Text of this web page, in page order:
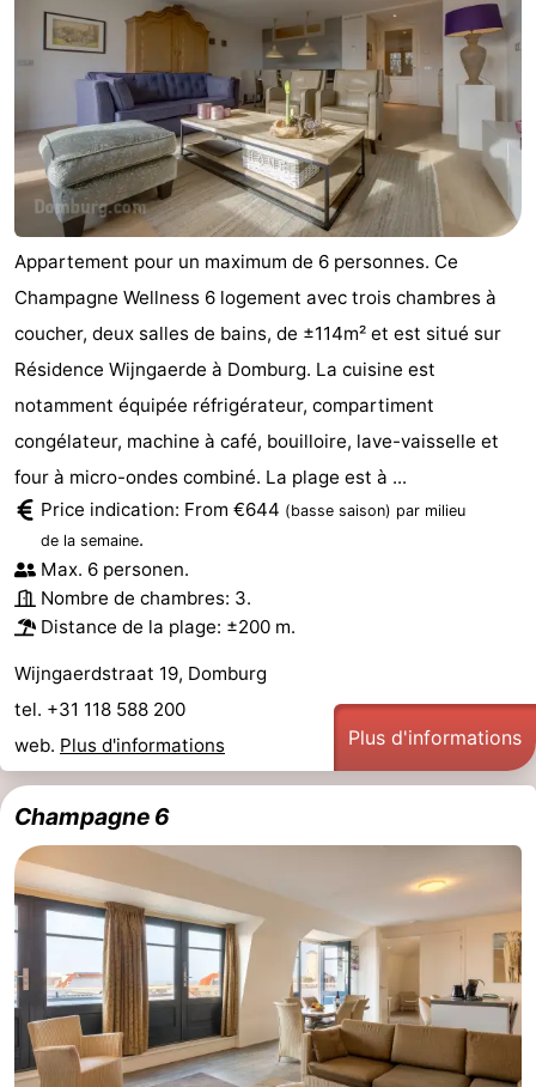
Zwin
Appartement pour un maximum de 6 personnes. Ce
Champagne Wellness 6 logement avec trois chambres à
coucher, deux salles de bains, de ±114m² et est situé sur
Résidence Wijngaerde à Domburg. La cuisine est
notamment équipée réfrigérateur, compartiment
congélateur, machine à café, bouilloire, lave-vaisselle et
four à micro-ondes combiné. La plage est à ...
Price indication: From €644 (basse saison) par milieu
de la semaine.
Max. 6 personen.
Nombre de chambres: 3.
Distance de la plage: ±200 m.
Wijngaerdstraat 19, Domburg
tel. +31 118 588 200
web. Plus d'informations Plus d'informations
Champagne 6